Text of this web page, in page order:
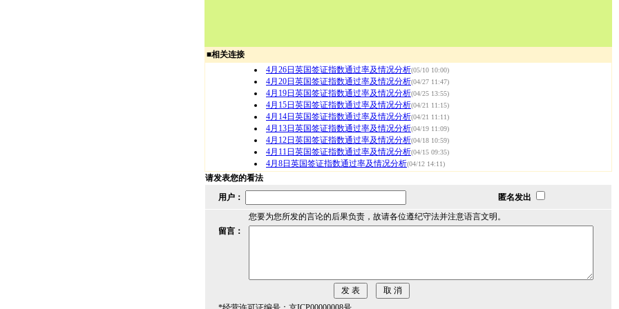
■相关连接
4月26日英国签证指数通过率及情况分析(05/10 10:00)
4月20日英国签证指数通过率及情况分析(04/27 11:47)
4月19日英国签证指数通过率及情况分析(04/25 13:55)
4月15日英国签证指数通过率及情况分析(04/21 11:15)
4月14日英国签证指数通过率及情况分析(04/21 11:11)
4月13日英国签证指数通过率及情况分析(04/19 11:09)
4月12日英国签证指数通过率及情况分析(04/18 10:59)
4月11日英国签证指数通过率及情况分析(04/15 09:35)
4月8日英国签证指数通过率及情况分析(04/12 14:11)
请发表您的看法
用户：
匿名发出
您要为您所发的言论的后果负责，故请各位遵纪守法并注意语言文明。
留言：